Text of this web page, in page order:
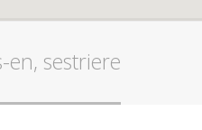
sestriere